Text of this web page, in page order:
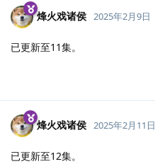
烽火戏诸侯 2025年2月9日
已更新至11集。
烽火戏诸侯 2025年2月11日
已更新至12集。